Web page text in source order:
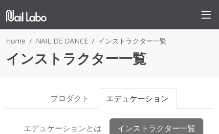
Home NAIL DE DANCE インストラクター一覧
インストラクター一覧
プロダクト エデュケーション
エデュケーションとは インストラクター一覧